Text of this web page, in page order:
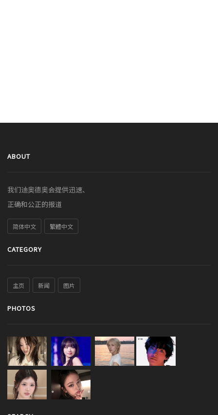
ABOUT
我们迪奥德奥会提供迅速、
正确和公正的报道
简体中文 繁體中文
CATEGORY
主页 新闻 图片
PHOTOS